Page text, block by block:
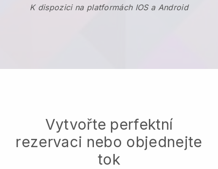
K dispozici na platformách IOS a Android
Vytvořte perfektní
rezervaci nebo objednejte
tok